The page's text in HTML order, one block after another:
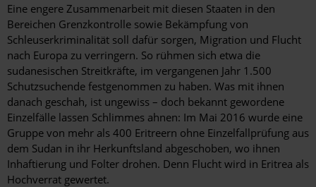
Eine engere Zusammenarbeit mit diesen Staaten in den
Bereichen Grenzkontrolle sowie Bekämpfung von
Schleuserkriminalität soll dafür sorgen, Migration und Flucht
nach Europa zu verringern. So rühmen sich etwa die
sudanesischen Streitkräfte, im vergangenen Jahr 1.500
Schutzsuchende festgenommen zu haben. Was mit ihnen
danach geschah, ist ungewiss – doch bekannt gewordene
Einzelfälle lassen Schlimmes ahnen: Im Mai 2016 wurde eine
Gruppe von mehr als 400 Eritreern ohne Einzelfallprüfung aus
dem Sudan in ihr Herkunftsland abgeschoben, wo ihnen
Inhaftierung und Folter drohen. Denn Flucht wird in Eritrea als
Hochverrat gewertet.